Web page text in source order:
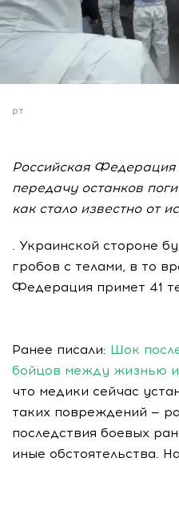
рт
Российская
передачу останков
как стало известно от
. Украинской стороне
гробов с телами, в то
Федерация примет 41
Ранее писали: Шок
бойцов между жизнью
что медики сейчас
таких повреждений —
последствия боевых
иные обстоятельства.